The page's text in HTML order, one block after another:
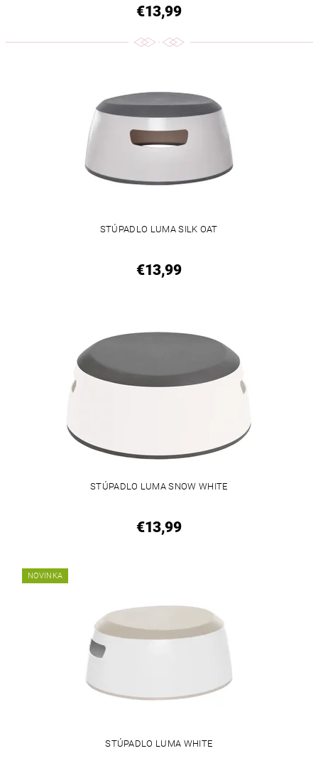
€13,99
STÚPADLO LUMA SILK OAT
€13,99
STÚPADLO LUMA SNOW WHITE
€13,99
NOVINKA
STÚPADLO LUMA WHITE